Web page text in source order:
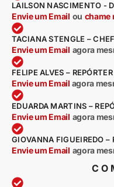
LAILSON NASCIMENTO -
Envie um Email ou chame
TACIANA STENGLE –
Envie um Email agora
FELIPE ALVES – REPÓRTER
Envie um Email agora
EDUARDA MARTINS –
Envie um Email agora
GIOVANNA FIGUEIREDO –
Envie um Email agora